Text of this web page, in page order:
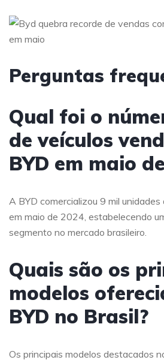
Perguntas
Qual foi o
de veículos
BYD em maio
A BYD comercializou 9 mil
em maio de 2024, estabelecendo
segmento no mercado brasileiro.
Quais são os
modelos
BYD no Brasil?
Os principais modelos destacados